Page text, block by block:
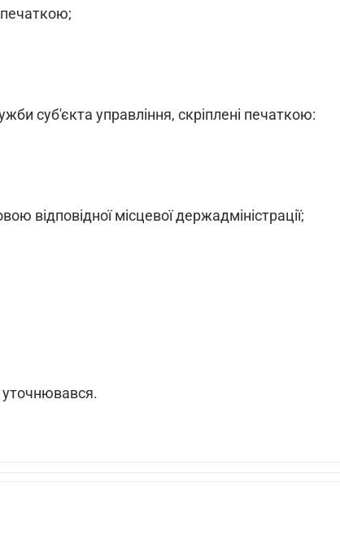
печаткою;
суб'єкта управління, скріплені печаткою:
відповідної місцевої держадміністрації;